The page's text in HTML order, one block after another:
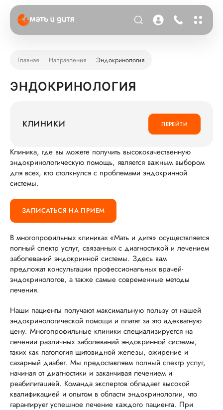
Главная Направления Эндокринология
ЭНДОКРИНОЛОГИЯ
Клиника, где вы можете получить высококачественную
эндокринологическую помощь, является важным выбором
для всех, кто столкнулся с проблемами эндокринной
системы.
ЗАПИСАТЬСЯ НА ПРИЕМ
В многопрофильных клиниках «Мать и дитя» осуществляется
полный спектр услуг, связанных с диагностикой и лечением
заболеваний эндокринной системы. Здесь вам
предложат консультации профессиональных врачей-
эндокринологов, а также самые современные методы
лечения.
Наши пациенты получают максимальную пользу от нашей
эндокринологической помощи и платят за это адекватную
цену. Многопрофильные клиники специализируется на
лечении различных заболеваний эндокринной системы,
таких как патология щитовидной железы, ожирение и
сахарный диабет. Мы предоставляем полный спектр услуг,
начиная от диагностики и заканчивая лечением и
реабилитацией. Команда экспертов обладает высокой
квалификацией и опытом в области эндокринологии, что
гарантирует успешное лечение каждого пациента. При
КЛИНИКИ ПЕРЕЙТИ